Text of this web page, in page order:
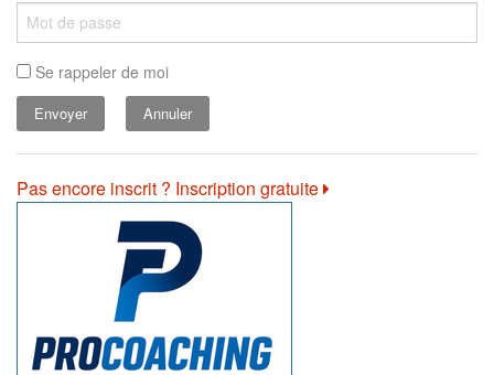
Se rappeler de moi
Annuler
Pas encore inscrit ? Inscription gratuite